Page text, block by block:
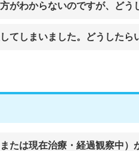
がわからないのですが、どう
てしまいました。どうしたら
たは現在治療・経過観察中）